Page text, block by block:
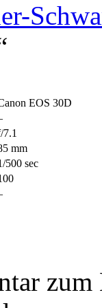
EOS 30D
7.1
mm
500 sec